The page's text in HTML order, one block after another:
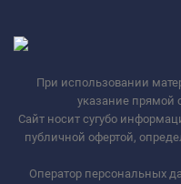
При использовании
указание прямой
Сайт носит сугубо
публичной офертой,
Оператор персональных